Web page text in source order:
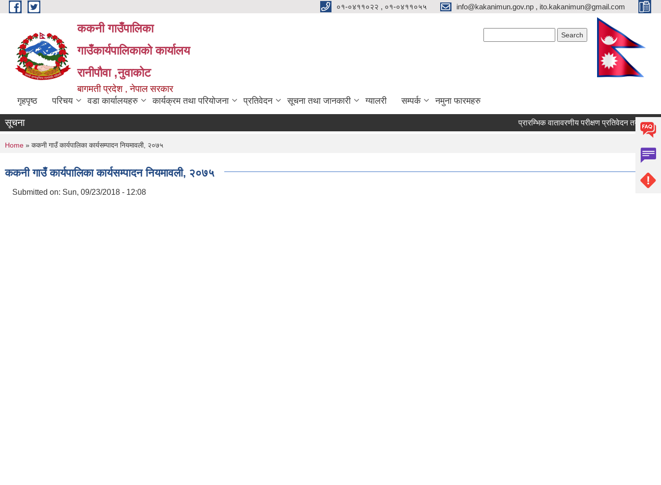
Skip to main content ०१-०४११०२२ , ०१-०४११०५५ info@kakanimun.gov.np , ito.kakanimun@gmail.com
ककनी गाउँपालिका
गाउँकार्यपालिकाको कार्यालय
रानीपौवा ,नुवाकोट
बागमती प्रदेश , नेपाल सरकार
गृहपृष्ठ परिचय वडा कार्यालयहरु कार्यक्रम तथा परियोजना प्रतिवेदन सूचना तथा जानकारी ग्यालरी सम्पर्क नमुना फारमहरु
सूचना प्रारम्भिक वातावरणीय परीक्षण प्रतिवेदन तयारी सम्बन्धी
You are here
Home » ककनी गाउँ कार्यपालिका कार्यसम्पादन नियमावली, २०७५
ककनी गाउँ कार्यपालिका कार्यसम्पादन नियमावली, २०७५
Submitted on: Sun, 09/23/2018 - 12:08